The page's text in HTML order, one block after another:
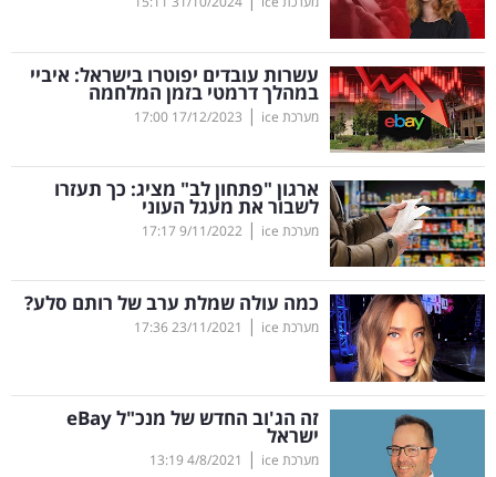
משפט
מדדים
ומחקרים
דעות
רכילות
עסקית
קריפטו
ויראלי
טלוויזיה
עסקי
עשרות עובדים יפוטרו בישראל: איביי
במהלך דרמטי בזמן המלחמה
מערכת ice |
17/12/2023
17:00
ארגון "פתחון לב" מציג: כך תעזרו
לשבור את מעגל העוני
מערכת ice |
9/11/2022
17:17
כמה עולה שמלת ערב של רותם סלע?
מערכת ice |
23/11/2021
17:36
זה הג'וב החדש של מנכ"לeBay
ישראל
מערכת ice |
4/8/2021
13:19